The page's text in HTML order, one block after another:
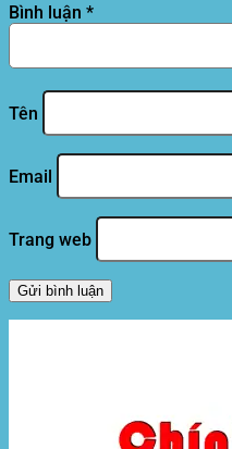
Bình luận *
Tên
Email
Trang web